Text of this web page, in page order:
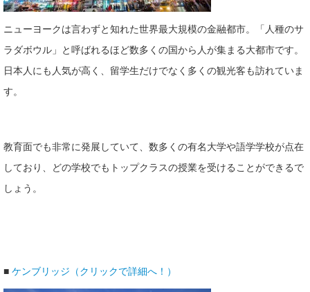
ニューヨークは言わずと知れた世界最大規模の金融都市。「人種のサ
ラダボウル」と呼ばれるほど数多くの国から人が集まる大都市です。
日本人にも人気が高く、留学生だけでなく多くの観光客も訪れていま
す。
教育面でも非常に発展していて、数多くの有名大学や語学学校が点在
しており、どの学校でもトップクラスの授業を受けることができるで
しょう。
■ ケンブリッジ（クリックで詳細へ！）